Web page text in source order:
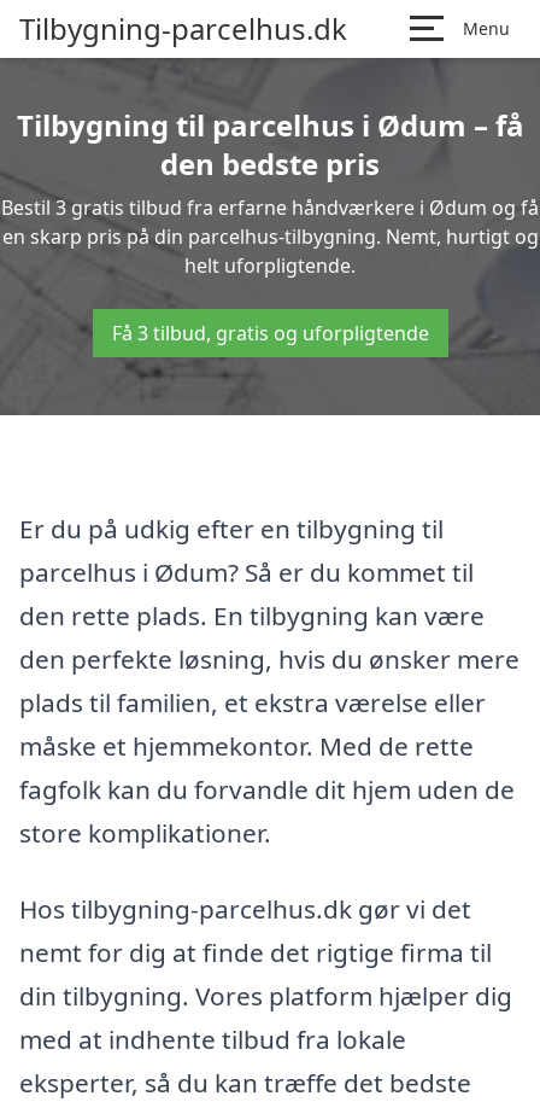
Tilbygning-parcelhus.dk Menu
Tilbygning til parcelhus i Ødum – få
den bedste pris
Bestil 3 gratis tilbud fra erfarne håndværkere i Ødum og få
en skarp pris på din parcelhus-tilbygning. Nemt, hurtigt og
helt uforpligtende.
Få 3 tilbud, gratis og uforpligtende
Er du på udkig efter en tilbygning til
parcelhus i Ødum? Så er du kommet til
den rette plads. En tilbygning kan være
den perfekte løsning, hvis du ønsker mere
plads til familien, et ekstra værelse eller
måske et hjemmekontor. Med de rette
fagfolk kan du forvandle dit hjem uden de
store komplikationer.
Hos tilbygning-parcelhus.dk gør vi det
nemt for dig at finde det rigtige firma til
din tilbygning. Vores platform hjælper dig
med at indhente tilbud fra lokale
eksperter, så du kan træffe det bedste